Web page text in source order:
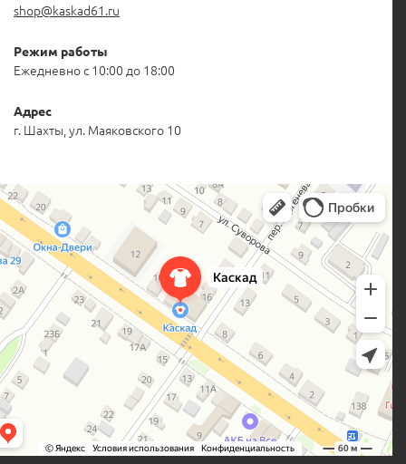
shop@kaskad61.ru
Режим работы
Ежедневно с 10:00 до 18:00
Адрес
г. Шахты, ул. Маяковского 10